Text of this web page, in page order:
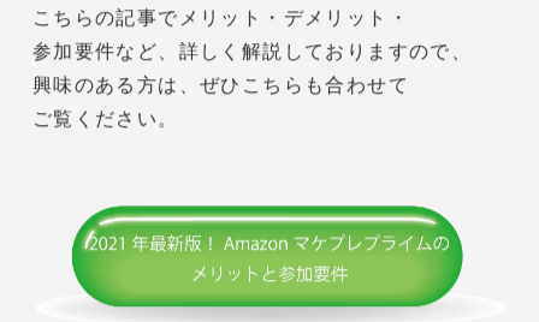
マケプレプライムを利用することで、
お急ぎ便、当日お急ぎ便などが利用できる
Amazon Prime配送特典の対象商品となり、
小口出品では利用できないサービスなので、
マケプレプライムを利用したい方は